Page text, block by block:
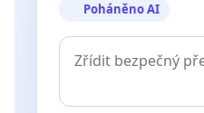
Poháněno AI